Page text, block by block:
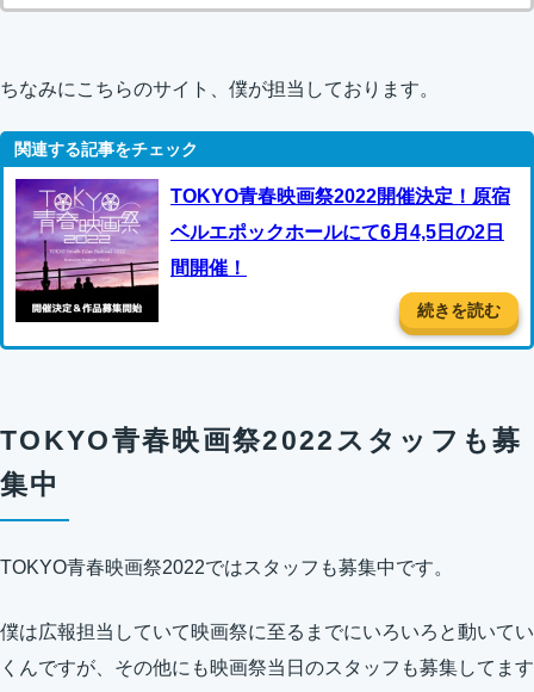
ちなみにこちらのサイト、僕が担当しております。
TOKYO青春映画祭2022開催決定！原宿
ベルエポックホールにて6月4,5日の2日
間開催！
続きを読む
TOKYO青春映画祭2022スタッフも募
集中
TOKYO青春映画祭2022ではスタッフも募集中です。
僕は広報担当していて映画祭に至るまでにいろいろと動いてい
くんですが、その他にも映画祭当日のスタッフも募集してます